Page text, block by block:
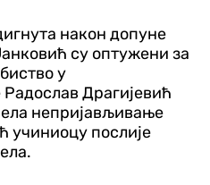
након допуне
су оптужени за
у
Драгијевић
непријављивање
учиниоцу послије